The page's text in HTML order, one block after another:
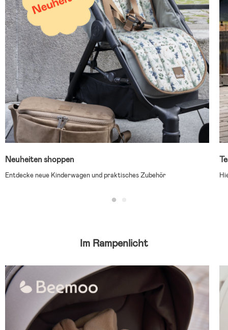
Neuheiten shoppen
Entdecke neue Kinderwagen und praktisches Zubehör
Im Rampenlicht